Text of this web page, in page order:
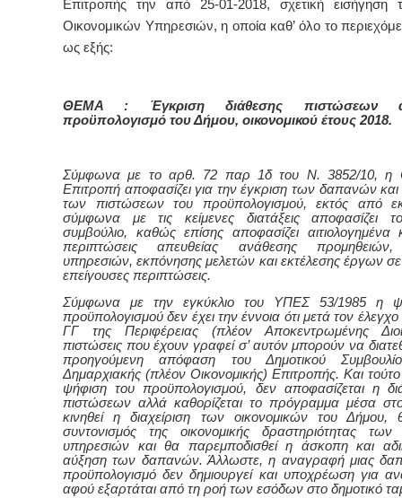
Επιτροπής την από 25-01-2018, σχετική εισήγηση
Οικονομικών Υπηρεσιών, η οποία καθ’ όλο το
ως εξής:
ΘΕΜΑ : Έγκριση διάθεσης πιστώσεων
προϋπολογισμό του Δήμου, οικονομικού έτους 2018.
Σύμφωνα με το αρθ. 72 παρ 1δ του Ν. 3852/10, η
Επιτροπή αποφασίζει για την έγκριση των δαπανών και
των πιστώσεων του προϋπολογισμού, εκτός από
σύμφωνα με τις κείμενες διατάξεις αποφασίζει
συμβούλιο, καθώς επίσης αποφασίζει αιτιολογημένα
περιπτώσεις απευθείας ανάθεσης
υπηρεσιών, εκπόνησης μελετών και εκτέλεσης έργων σε
επείγουσες περιπτώσεις.
Σύμφωνα με την εγκύκλιο του ΥΠΕΣ 53/1985 η
προϋπολογισμού δεν έχει την έννοια ότι μετά τον
ΓΓ της Περιφέρειας (πλέον Αποκεντρωμένης
πιστώσεις που έχουν γραφεί σ’ αυτόν μπορούν να
προηγούμενη απόφαση του Δημοτικού
Δημαρχιακής (πλέον Οικονομικής) Επιτροπής. Και τούτο
ψήφιση του προϋπολογισμού, δεν αποφασίζεται η
πιστώσεων αλλά καθορίζεται το πρόγραμμα μέσα
κινηθεί η διαχείριση των οικονομικών του Δήμου,
συντονισμός της οικονομικής δραστηριότητας των
υπηρεσιών και θα παρεμποδισθεί η άσκοπη και
αύξηση των δαπανών. Άλλωστε, η αναγραφή μιας
προϋπολογισμό δεν δημιουργεί και υποχρέωση για
αφού εξαρτάται από τη ροή των εσόδων στο δημοτικό